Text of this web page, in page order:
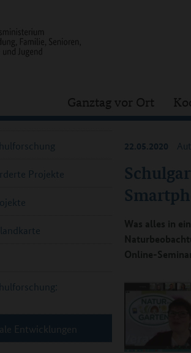
Ganztag vor Ort
22.05.2020
Was alles in
Online-
Projekte
Entwicklungen